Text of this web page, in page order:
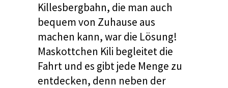
Killesbergbahn, die man auch
bequem von Zuhause aus
machen kann, war die Lösung!
Maskottchen Kili begleitet die
Fahrt und es gibt jede Menge zu
entdecken, denn neben der